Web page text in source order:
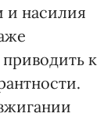
и насилия
к